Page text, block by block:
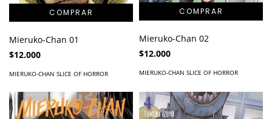
Mieruko-Chan 01
$12.000
MIERUKO-CHAN SLICE OF HORROR
Mieruko-Chan 02
$12.000
MIERUKO-CHAN SLICE OF HORROR